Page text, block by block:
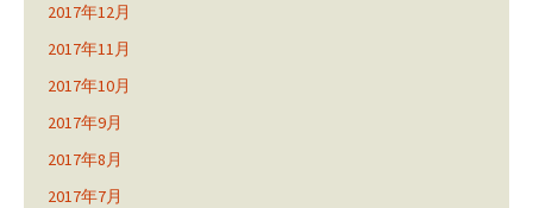
2017年12月
2017年11月
2017年10月
2017年9月
2017年8月
2017年7月